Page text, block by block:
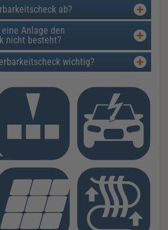
ab?
Anlage den
nicht besteht?
wichtig?